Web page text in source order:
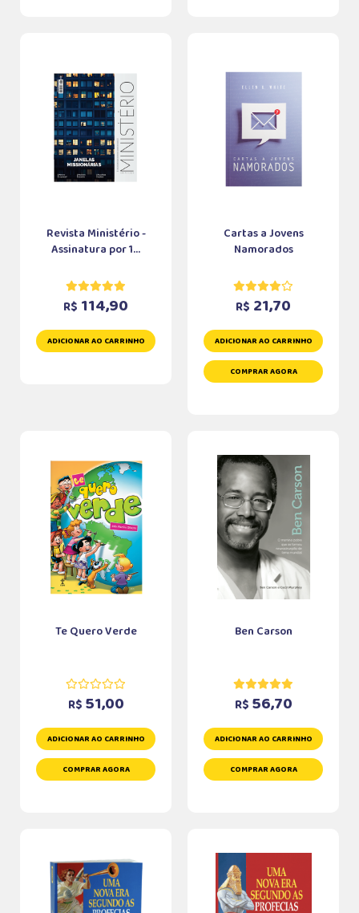
Revista Ministério -
Assinatura por 1...
R$ 114,90
ADICIONAR AO CARRINHO
Cartas a Jovens
Namorados
R$ 21,70
ADICIONAR AO CARRINHO
COMPRAR AGORA
Te Quero Verde
R$ 51,00
ADICIONAR AO CARRINHO
COMPRAR AGORA
Ben Carson
R$ 56,70
ADICIONAR AO CARRINHO
COMPRAR AGORA